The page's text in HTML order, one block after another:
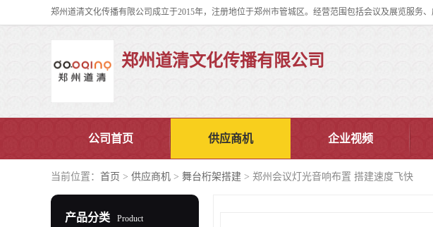
郑州道清文化传播有限公司
公司首页 供应商机 企业视频
当前位置： 首页 > 供应商机 > 舞台桁架搭建 > 郑州会议灯光音响布置 搭建速度飞快
产品分类 Product